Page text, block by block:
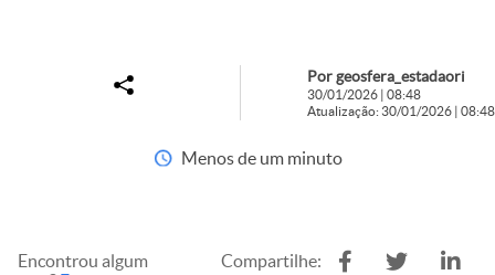
Por geosfera_estadaori
30/01/2026 | 08:48
Atualização: 30/01/2026 | 08:48
Menos de um minuto
Encontrou algum
Compartilhe: